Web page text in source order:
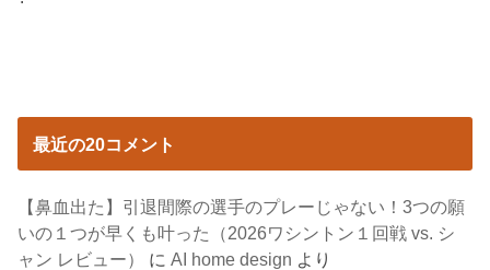
最近の20コメント
【鼻血出た】引退間際の選手のプレーじゃない！3つの願
いの１つが早くも叶った（2026ワシントン１回戦 vs. シ
ャン レビュー）
にAI home design より